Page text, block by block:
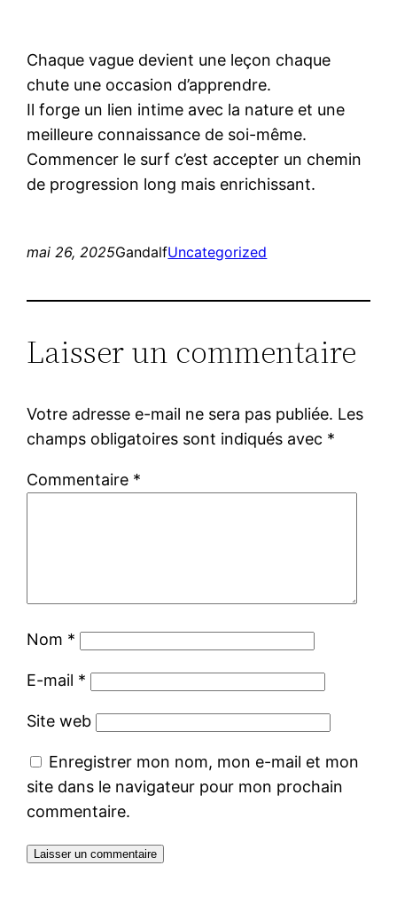
Chaque vague devient une leçon chaque
chute une occasion d’apprendre.
Il forge un lien intime avec la nature et une
meilleure connaissance de soi-même.
Commencer le surf c’est accepter un chemin
de progression long mais enrichissant.
mai 26, 2025GandalfUncategorized
Laisser un commentaire
Votre adresse e-mail ne sera pas publiée. Les
champs obligatoires sont indiqués avec *
Commentaire *
Nom *
E-mail *
Site web
Enregistrer mon nom, mon e-mail et mon
site dans le navigateur pour mon prochain
commentaire.